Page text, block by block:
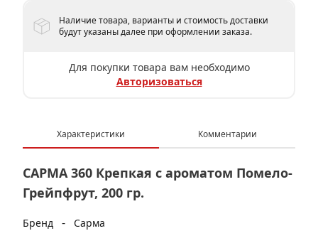
Наличие товара, варианты и стоимость доставки
будут указаны далее при оформлении заказа.
Для покупки товара вам необходимо
Авторизоваться
Характеристики Комментарии
САРМА 360 Крепкая с ароматом Помело-
Грейпфрут, 200 гр.
Бренд -
Сарма